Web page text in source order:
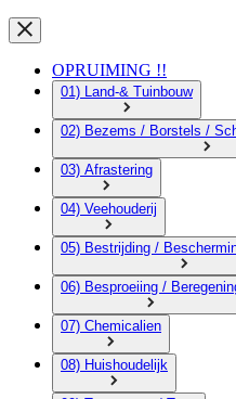
OPRUIMING !!
01) Land-& Tuinbouw
02) Bezems / Borstels /
03) Afrastering
04) Veehouderij
05) Bestrijding /
06) Besproeiing /
07) Chemicalien
08) Huishoudelijk